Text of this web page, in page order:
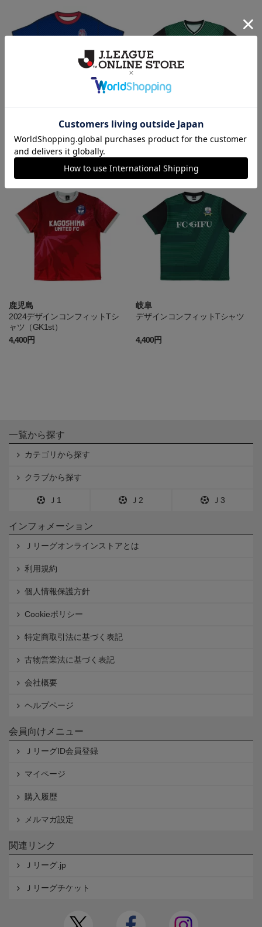
コンフィットTシャツ 2025
3,520円
コンフィットTシャツ（12番）
4,400円
鹿児島
2024デザインコンフィットTシ
ャツ（GK1st）
4,400円
岐阜
デザインコンフィットTシャツ
4,400円
一覧から探す
カテゴリから探す
クラブから探す
Ｊ1 Ｊ2 Ｊ3
インフォメーション
Ｊリーグオンラインストアとは
利用規約
個人情報保護方針
Cookieポリシー
特定商取引法に基づく表記
古物営業法に基づく表記
会社概要
ヘルプページ
会員向けメニュー
ＪリーグID会員登録
マイページ
購入履歴
メルマガ設定
関連リンク
Ｊリーグ.jp
Ｊリーグチケット